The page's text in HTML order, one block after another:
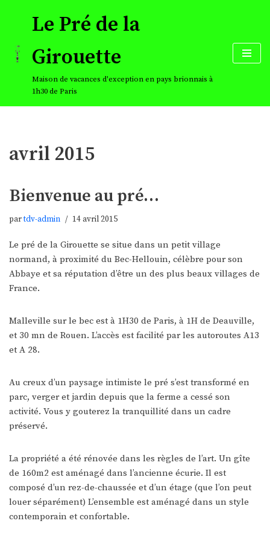
au
contenu
Le Pré de la
Girouette
Maison de vacances d'exception en pays brionnais à
1h30 de Paris
avril 2015
Bienvenue au pré…
partdv-admin 14 avril 2015
Le pré de la Girouette se situe dans un petit village
normand, à proximité du Bec-Hellouin, célèbre pour son
Abbaye et sa réputation d’être un des plus beaux villages de
France.
Malleville sur le bec est à 1H30 de Paris, à 1H de Deauville,
et 30 mn de Rouen. L’accès est facilité par les autoroutes A13
et A 28.
Au creux d’un paysage intimiste le pré s’est transformé en
parc, verger et jardin depuis que la ferme a cessé son
activité. Vous y gouterez la tranquillité dans un cadre
préservé.
La propriété a été rénovée dans les règles de l’art. Un gîte
de 160m2 est aménagé dans l’ancienne écurie. Il est
composé d’un rez-de-chaussée et d’un étage (que l’on peut
louer séparément) L’ensemble est aménagé dans un style
contemporain et confortable.